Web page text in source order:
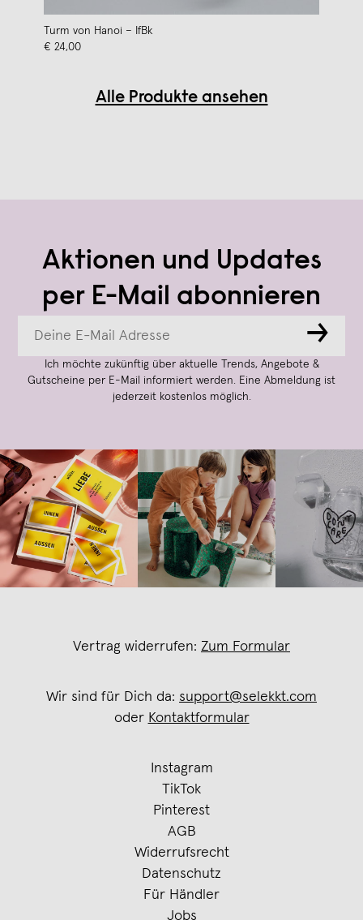
Turm von Hanoi – IfBk
€ 24,00
Alle Produkte ansehen
Aktionen und Updates
per E-Mail abonnieren
→
Ich möchte zukünftig über aktuelle Trends, Angebote &
Gutscheine per E-Mail informiert werden. Eine Abmeldung ist
jederzeit kostenlos möglich.
Vertrag widerrufen: Zum Formular
Wir sind für Dich da: support@selekkt.com
oder Kontaktformular
Instagram
TikTok
Pinterest
AGB
Widerrufsrecht
Datenschutz
Für Händler
Jobs